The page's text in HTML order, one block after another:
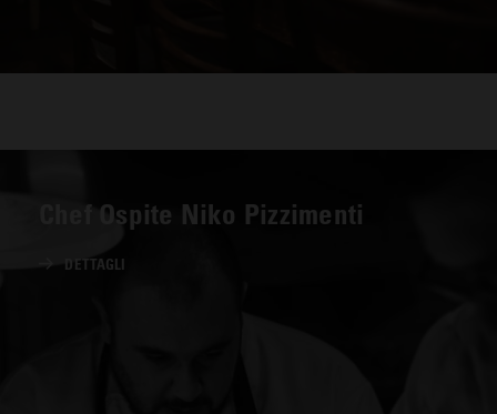
Chef Ospite Niko Pizzimenti
DETTAGLI